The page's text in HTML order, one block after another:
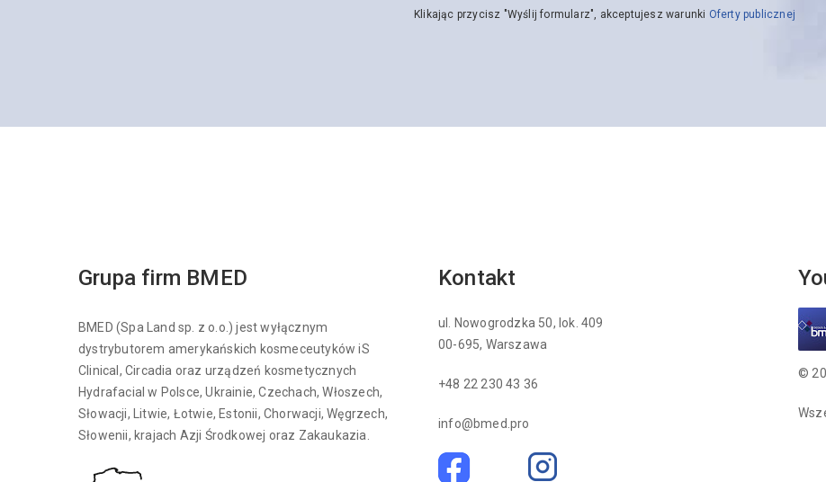
Klikając przycisz "Wyślij formularz", akceptujesz warunki Oferty publicznej
Grupa firm BMED
BMED (Spa Land sp. z o.o.) jest wyłącznym
dystrybutorem amerykańskich kosmeceutyków iS
Clinical, Circadia oraz urządzeń kosmetycznych
Hydrafacial w Polsce, Ukrainie, Czechach, Włoszech,
Słowacji, Litwie, Łotwie, Estonii, Chorwacji, Węgrzech,
Słowenii, krajach Azji Środkowej oraz Zakaukazia.
Kontakt
ul. Nowogrodzka 50, lok. 409
00-695, Warszawa
+48 22 230 43 36
info@bmed.pro
©